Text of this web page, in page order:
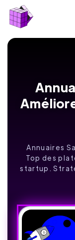
Annuaires
Top des
startup.